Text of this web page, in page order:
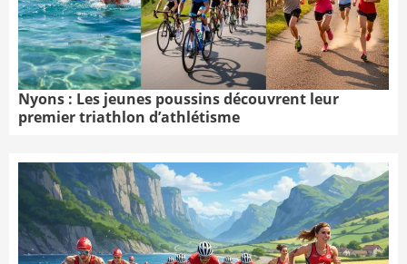
Nyons : Les jeunes poussins découvrent leur
premier triathlon d’athlétisme